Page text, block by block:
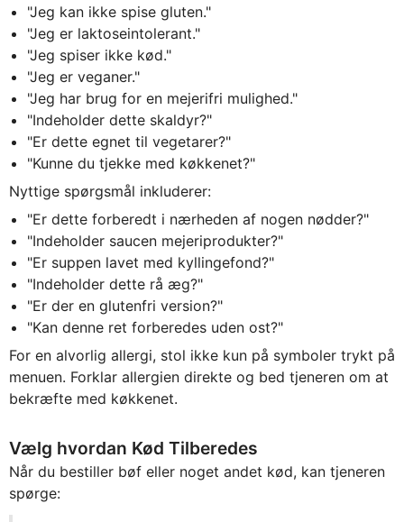
"Jeg kan ikke spise gluten."
"Jeg er laktoseintolerant."
"Jeg spiser ikke kød."
"Jeg er veganer."
"Jeg har brug for en mejerifri mulighed."
"Indeholder dette skaldyr?"
"Er dette egnet til vegetarer?"
"Kunne du tjekke med køkkenet?"
Nyttige spørgsmål inkluderer:
"Er dette forberedt i nærheden af nogen nødder?"
"Indeholder saucen mejeriprodukter?"
"Er suppen lavet med kyllingefond?"
"Indeholder dette rå æg?"
"Er der en glutenfri version?"
"Kan denne ret forberedes uden ost?"
For en alvorlig allergi, stol ikke kun på symboler trykt på
menuen. Forklar allergien direkte og bed tjeneren om at
bekræfte med køkkenet.
Vælg hvordan Kød Tilberedes
Når du bestiller bøf eller noget andet kød, kan tjeneren
spørge: